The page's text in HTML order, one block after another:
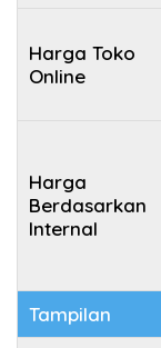
Harga Toko
Online
Harga
Berdasarkan
Internal
Tampilan